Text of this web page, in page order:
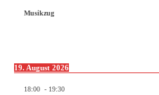
Musikzug
19. August 2026
18:00 - 19:30